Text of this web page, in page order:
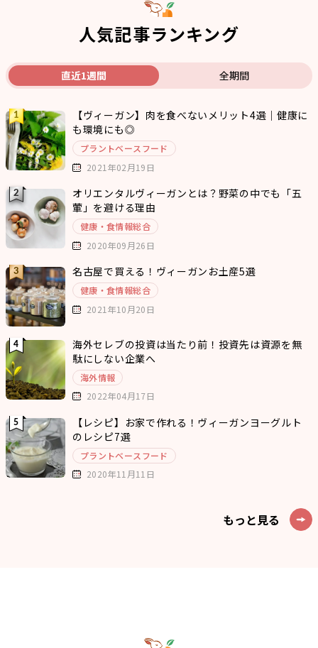
人気記事ランキング
直近1週間 全期間
【ヴィーガン】肉を食べないメリット4選｜健康に
も環境にも◎
プラントベースフード
2021年02月19日
オリエンタルヴィーガンとは？野菜の中でも「五
葷」を避ける理由
健康・食情報総合
2020年09月26日
名古屋で買える！ヴィーガンお土産5選
健康・食情報総合
2021年10月20日
海外セレブの投資は当たり前！投資先は資源を無
駄にしない企業へ
海外情報
2022年04月17日
【レシピ】お家で作れる！ヴィーガンヨーグルト
のレシピ7選
プラントベースフード
2020年11月11日
もっと見る